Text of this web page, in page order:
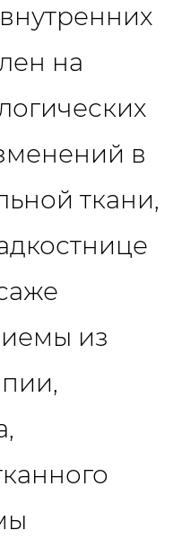
на
в
ткани,
из